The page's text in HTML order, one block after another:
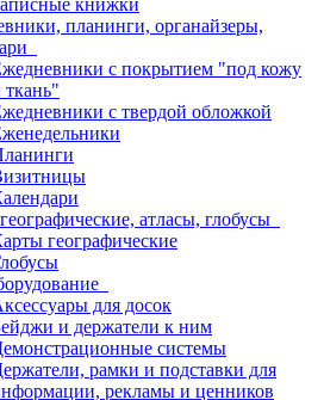
книжки
планинги, органайзеры,
с покрытием "под кожу
ткань"
с твердой обложкой
атласы, глобусы
географические
для досок
и держатели к ним
системы
рамки и подставки для
рекламы и ценников